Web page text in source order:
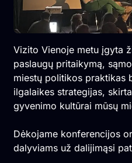
Vizito Vienoje metu įgyta
paslaugų pritaikymą,
miestų politikos praktikas
ilgalaikes strategijas,
gyvenimo kultūrai mūsų
Dėkojame konferencijos
dalyviams už dalijimąsi